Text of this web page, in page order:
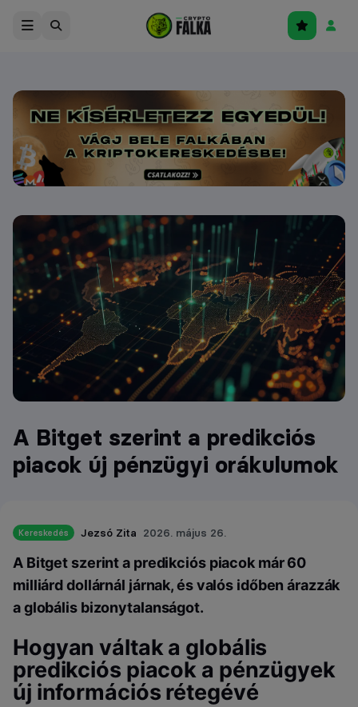
A Bitget szerint a predikciós
piacok új pénzügyi orákulumok
Kereskedés Jezsó Zita 2026. május 26.
A Bitget szerint a predikciós piacok már 60
milliárd dollárnál járnak, és valós időben árazzák
a globális bizonytalanságot.
Hogyan váltak a globális
predikciós piacok a pénzügyek
új információs rétegévé